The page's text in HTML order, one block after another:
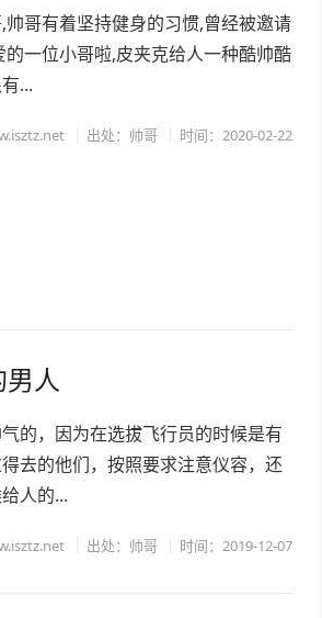
哥有着坚持健身的习惯,曾经被邀请
一位小哥啦,皮夹克给人一种酷帅酷
...
出处：帅哥 时间：2020-02-22
人
的，因为在选拔飞行员的时候是有
去的他们，按照要求注意仪容，还
人的...
出处：帅哥 时间：2019-12-07